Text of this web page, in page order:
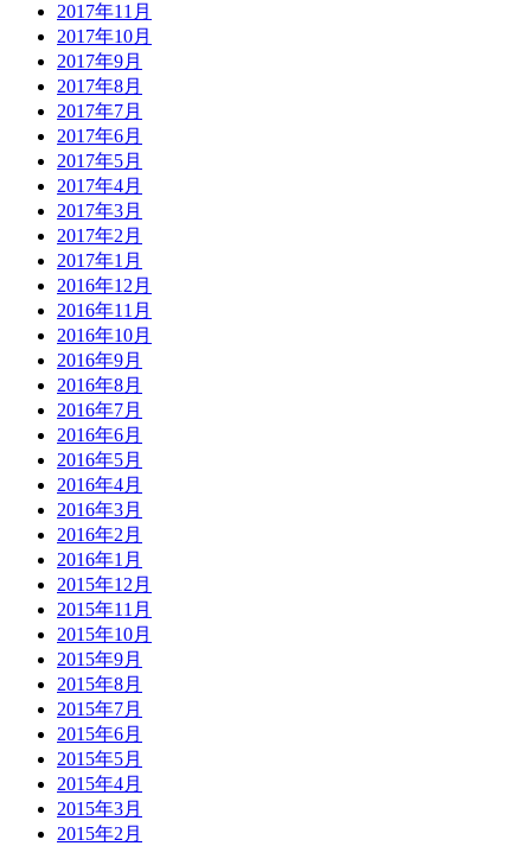
2017年11月
2017年10月
2017年9月
2017年8月
2017年7月
2017年6月
2017年5月
2017年4月
2017年3月
2017年2月
2017年1月
2016年12月
2016年11月
2016年10月
2016年9月
2016年8月
2016年7月
2016年6月
2016年5月
2016年4月
2016年3月
2016年2月
2016年1月
2015年12月
2015年11月
2015年10月
2015年9月
2015年8月
2015年7月
2015年6月
2015年5月
2015年4月
2015年3月
2015年2月